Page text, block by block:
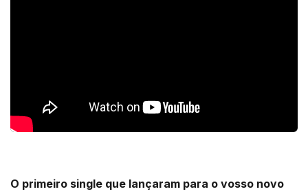
O primeiro single que lançaram para o vosso novo